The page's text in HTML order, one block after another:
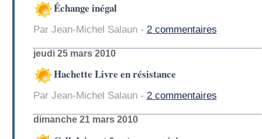
Échange inégal
Par Jean-Michel Salaun - 2 commentaires
jeudi 25 mars 2010
Hachette Livre en résistance
Par Jean-Michel Salaun - 2 commentaires
dimanche 21 mars 2010